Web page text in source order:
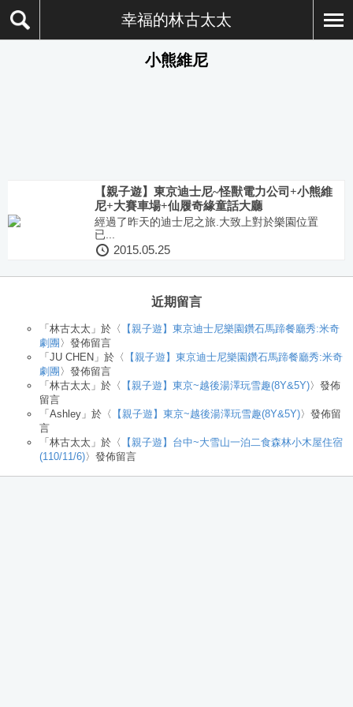
幸福的林古太太
小熊維尼
【親子遊】東京迪士尼~怪獸電力公司+小熊維
尼+大賽車場+仙履奇緣童話大廳
經過了昨天的迪士尼之旅.大致上對於樂園位置
已...
2015.05.25
近期留言
「 林古太太 」於〈
【親子遊】東京迪士尼樂園鑽石馬蹄餐廳秀:米奇
劇團 〉發佈留言
「 JU CHEN 」於〈
【親子遊】東京迪士尼樂園鑽石馬蹄餐廳秀:米奇
劇團 〉發佈留言
「 林古太太 」於〈 【親子遊】東京~越後湯澤玩雪趣(8Y&5Y)〉發佈
留言
「 Ashley 」於〈 【親子遊】東京~越後湯澤玩雪趣(8Y&5Y)〉發佈留
言
「 林古太太 」於〈
【親子遊】台中~大雪山一泊二食森林小木屋住宿
(110/11/6)〉發佈留言